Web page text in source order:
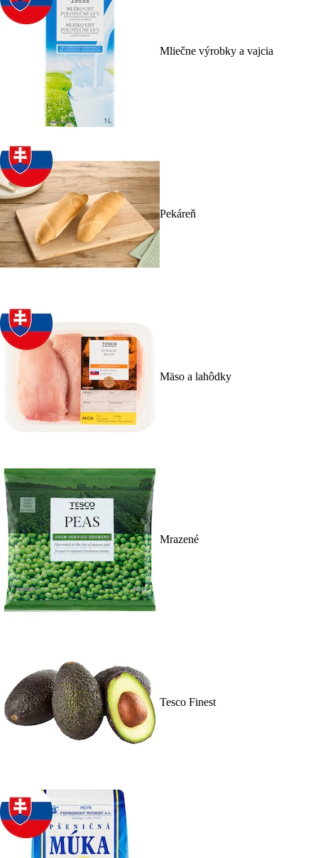
Mliečne výrobky a vajcia
Pekáreň
Mäso a lahôdky
Mrazené
Tesco Finest